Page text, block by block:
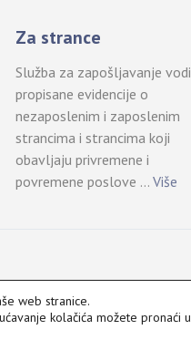
Za strance
Služba za zapošljavanje vodi
propisane evidencije o
nezaposlenim i zaposlenim
strancima i strancima koji
obavljaju privremene i
povremene poslove …Više
web stranice.
kolačića možete pronaći u